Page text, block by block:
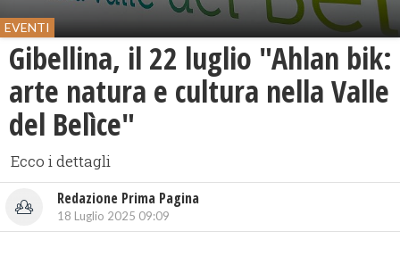
EVENTI
Gibellina, il 22 luglio ​"Ahlan bik:
arte natura e cultura nella Valle
del Belìce"
Ecco i dettagli
Redazione Prima Pagina
18 Luglio 2025 09:09